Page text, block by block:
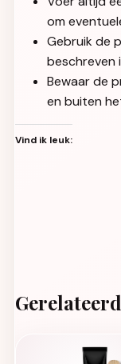
om
Gebruik de
beschreven
Bewaar de
en buiten
Vind ik leuk: